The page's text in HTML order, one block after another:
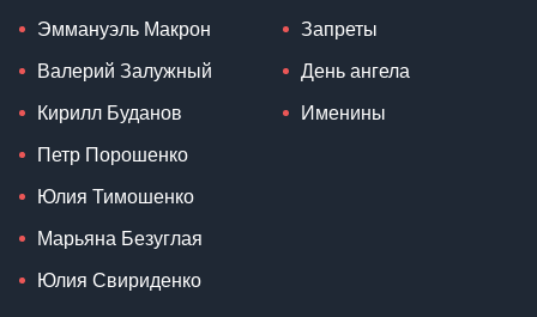
Эммануэль Макрон
Валерий Залужный
Кирилл Буданов
Петр Порошенко
Юлия Тимошенко
Марьяна Безуглая
Юлия Свириденко
Запреты
День ангела
Именины